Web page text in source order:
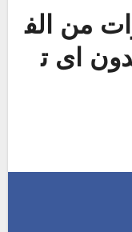
من الف
اى ت